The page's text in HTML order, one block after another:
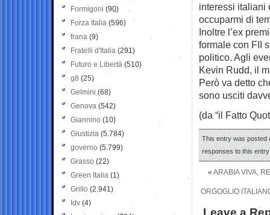
interessi italiani
occuparmi di
Inoltre l’ex
formale con FII
politico. Agli
Kevin Rudd, il
Però va detto
sono usciti
(da “il Fatto
This entry was posted
responses to this
« ARABIA VIVA,
ORGOGLIO
Leave a
Formigoni (90)
Forza Italia (596)
frana (9)
Fratelli d'Italia (291)
Futuro e Libertà (510)
g8 (25)
Gelmini (68)
Genova (542)
Giannino (10)
Giustizia (5.784)
governo (5.799)
Grasso (22)
Green Italia (1)
Grillo (2.941)
Idv (4)